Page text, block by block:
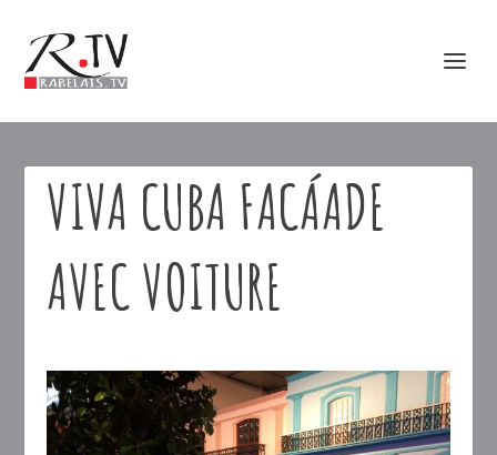
VIVA CUBA FACÁADE
AVEC VOITURE